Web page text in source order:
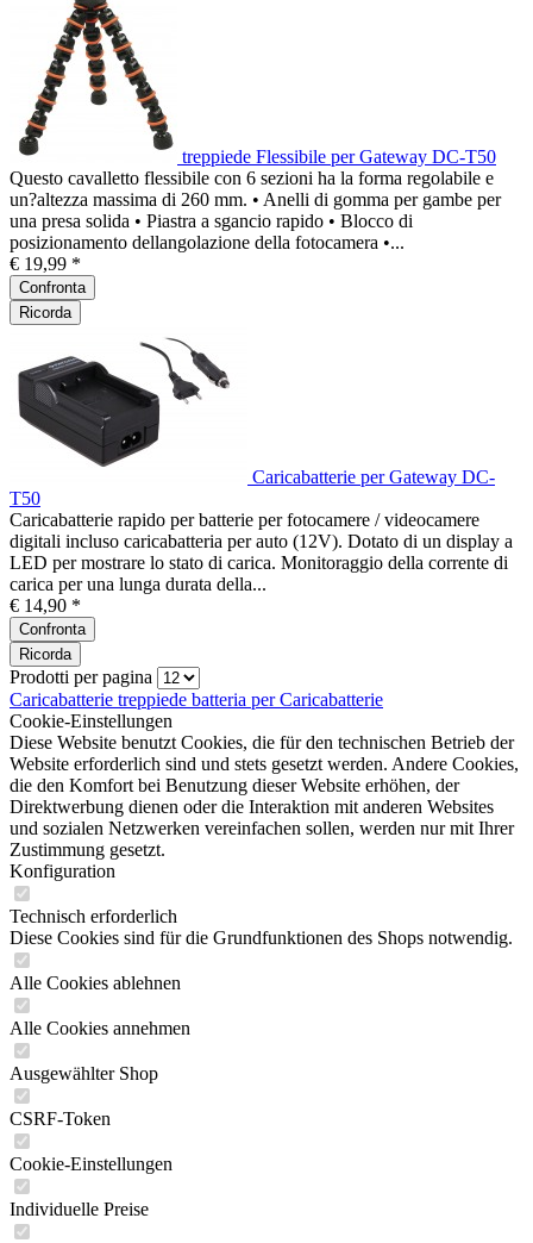
treppiede Flessibile per Gateway DC-T50
Questo cavalletto flessibile con 6 sezioni ha la forma regolabile e
un?altezza massima di 260 mm. • Anelli di gomma per gambe per
una presa solida • Piastra a sgancio rapido • Blocco di
posizionamento dellangolazione della fotocamera •...
€ 19,99 *
Confronta
Ricorda
Caricabatterie per Gateway DC-
T50
Caricabatterie rapido per batterie per fotocamere / videocamere
digitali incluso caricabatteria per auto (12V). Dotato di un display a
LED per mostrare lo stato di carica. Monitoraggio della corrente di
carica per una lunga durata della...
€ 14,90 *
Confronta
Ricorda
Prodotti per pagina
Caricabatterie treppiede batteria perCaricabatterie
Cookie-Einstellungen
Diese Website benutzt Cookies, die für den technischen Betrieb der
Website erforderlich sind und stets gesetzt werden. Andere Cookies,
die den Komfort bei Benutzung dieser Website erhöhen, der
Direktwerbung dienen oder die Interaktion mit anderen Websites
und sozialen Netzwerken vereinfachen sollen, werden nur mit Ihrer
Zustimmung gesetzt.
Konfiguration
Technisch erforderlich
Diese Cookies sind für die Grundfunktionen des Shops notwendig.
Alle Cookies ablehnen
Alle Cookies annehmen
Ausgewählter Shop
CSRF-Token
Cookie-Einstellungen
Individuelle Preise